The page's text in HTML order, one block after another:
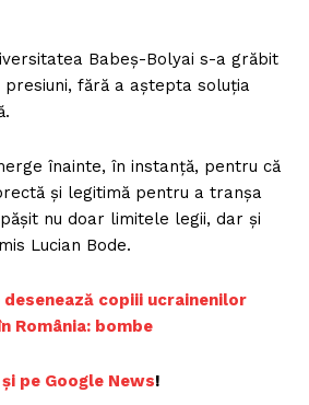
Babeș-Bolyai s-a grăbit
fără a aștepta soluția
înainte, în instanță, pentru că
și legitimă pentru a tranșa
nu doar limitele legii, dar și
Lucian Bode.
desenează copiii ucrainenilor
România: bombe
pe Google News!